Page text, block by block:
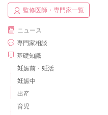
監修医師・専門家一覧
ニュース
専門家相談
基礎知識
妊娠前・妊活
妊娠中
出産
育児